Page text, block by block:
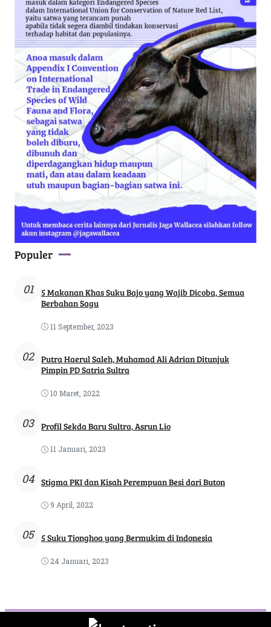
Populer
01
5 Makanan Khas Suku Bajo yang Wajib Dicoba, Semua
Berbahan Sagu
11 September, 2023
02
Putra Haerul Saleh, Muhamad Ali Adrian Ditunjuk
Pimpin PD Satria Sultra
10 Maret, 2022
03 Profil Sekda Baru Sultra, Asrun Lio
11 Januari, 2023
04 Stigma PKI dan Kisah Perempuan Besi dari Buton
9 April, 2022
05 5 Suku Tionghoa yang Bermukim di Indonesia
24 Januari, 2023